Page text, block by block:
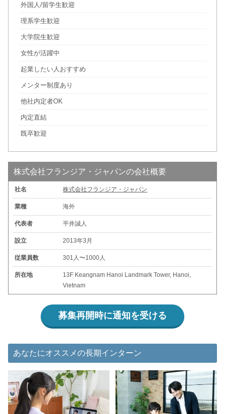
外国人/留学生歓迎
理系学生歓迎
大学院生歓迎
女性が活躍中
起業したい人おすすめ
メンター制度あり
他社内定者OK
内定直結
既卒歓迎
株式会社フランジア・ジャパンの会社概要
社名 株式会社フランジア・ジャパン
業種 海外
代表者 平井誠人
設立 2013年3月
従業員数 301人〜1000人
所在地
13F Keangnam Hanoi Landmark Tower, Hanoi,
Vietnam
募集再開時に通知を受ける
あなたにオススメの長期インターン